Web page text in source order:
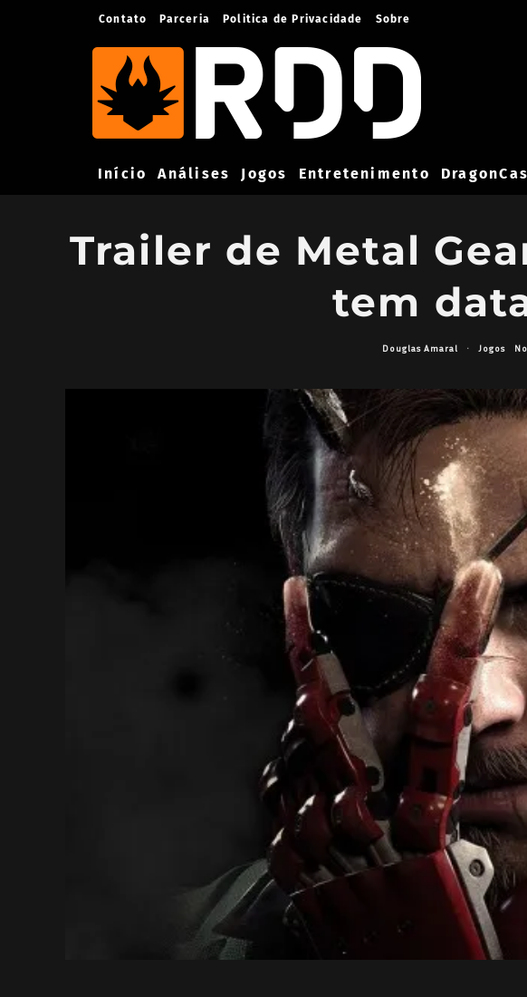
Contato Parceria Politica de Privacidade Sobre
Início Análises Jogos Entretenimento
Trailer de Metal
tem
Douglas Amaral · Jogos